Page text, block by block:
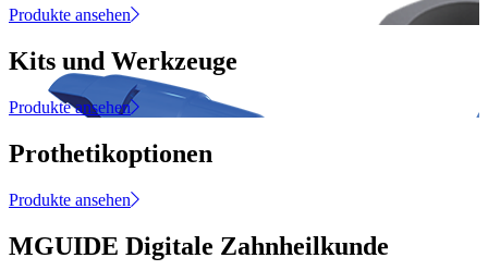
Produkte ansehen
Kits und Werkzeuge
Produkte ansehen
Prothetikoptionen
Produkte ansehen
MGUIDE Digitale Zahnheilkunde